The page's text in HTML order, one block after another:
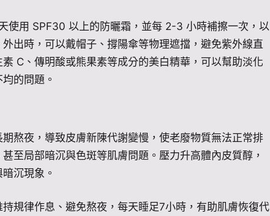
使用 SPF30 以上的防曬霜，並每 2-3 小時補擦一次，以
出時，可以戴帽子、撐陽傘等物理遮擋，避免紫外線直
C、傳明酸或熊果素等成分的美白精華，可以幫助淡化
的問題。
熬夜，導致皮膚新陳代謝變慢，使老廢物質無法正常排
至局部暗沉與色斑等肌膚問題。壓力升高體內皮質醇，
沉現象。
規律作息、避免熬夜，每天睡足7小時，有助肌膚恢復代